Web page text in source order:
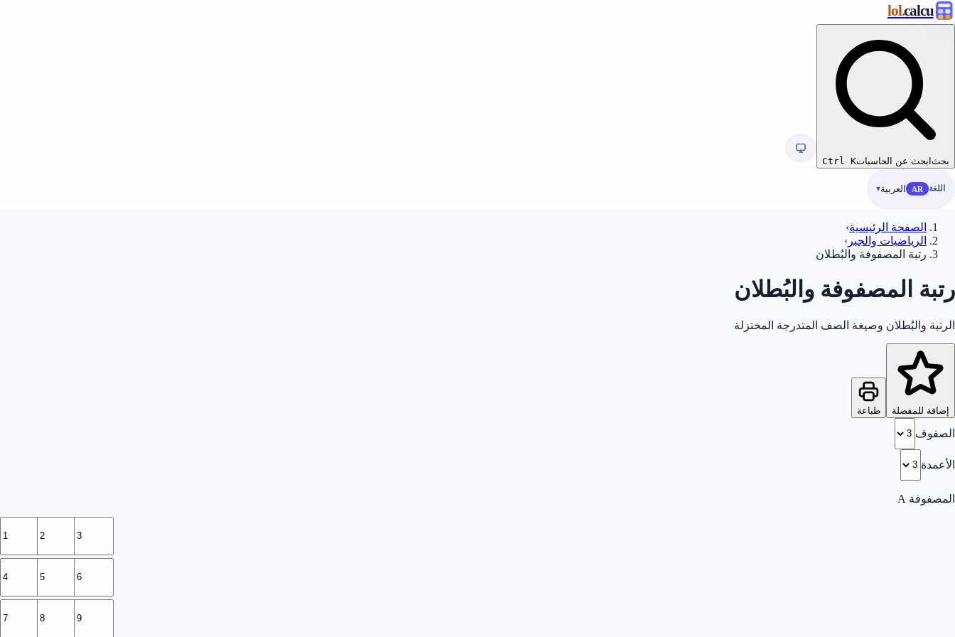
calcu
.lol
بحث ابحث عن الحاسبات Ctrl K
اللغة AR العربية
الصفحة الرئيسية›
الرياضيات والجبر ›
رتبة المصفوفة والبُطلان
رتبة المصفوفة والبُطلان
الرتبة والبُطلان وصيغة الصف المتدرجة المختزلة
إضافة للمفضلة طباعة
الصفوف
الأعمدة
المصفوفة A